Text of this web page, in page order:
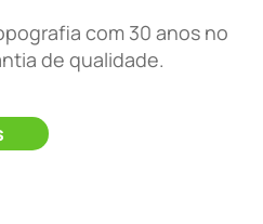
com 30 anos no
de qualidade.